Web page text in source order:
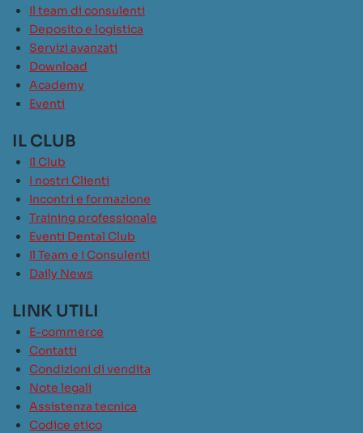
Il team di consulenti
Deposito e logistica
Servizi avanzati
Download
Academy
Eventi
IL CLUB
Il Club
I nostri Clienti
Incontri e formazione
Training professionale
Eventi Dental Club
Il Team e i Consulenti
Daily News
LINK UTILI
E-commerce
Contatti
Condizioni di vendita
Note legali
Assistenza tecnica
Codice etico